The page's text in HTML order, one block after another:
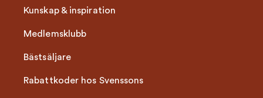
Kunskap & inspiration
Medlemsklubb
Bästsäljare
Rabattkoder hos Svenssons